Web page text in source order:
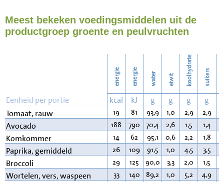
Strijken 18
21
Meest bekeken voedingsmiddelen uit de
productgroep groente en peulvruchten
energie energie water eiwit koolhydraten suikers
Eenheid per portie kcal kJ g g g g
Tomaat, rauw
19 81 93,9 1,0 2,9 2,9
Avocado 188 790 70,4 2,6 1,5 1,4
Komkommer 14 62 95,1 0,6 2,2 1,8
Paprika, gemiddeld 26 109 91,5 1,0 4,5 3,5
Broccoli 29 125 90,0 3,3 2,0 1,5
Wortelen, vers, waspeen 33 140 89,2 1,0 5,2 4,9